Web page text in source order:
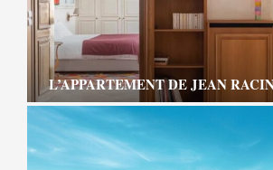
L’APPARTEMENT DE JEAN